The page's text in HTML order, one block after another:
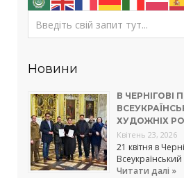
Новини
В ЧЕРНІГОВІ
ХУДОЖНІХ
Квітень 23, 2026
21 квітня в
Читати далі »